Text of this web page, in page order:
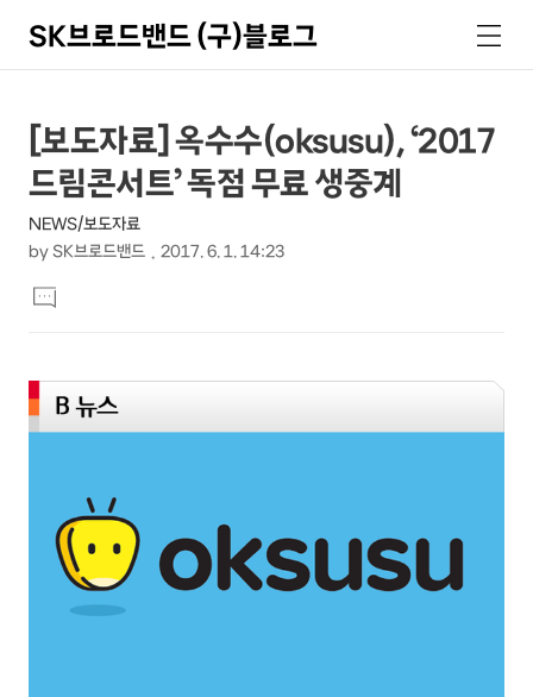
SK브로드밴드 (구)블로그
색
메
뉴
상
세
컨
텐
츠
본
문
제
목
[보도자료] 옥수수(oksusu), ‘2017
드림콘서트’ 독점 무료 생중계
NEWS/보도자료
by SK브로드밴드 2017. 6. 1. 14:23
문
댓
글